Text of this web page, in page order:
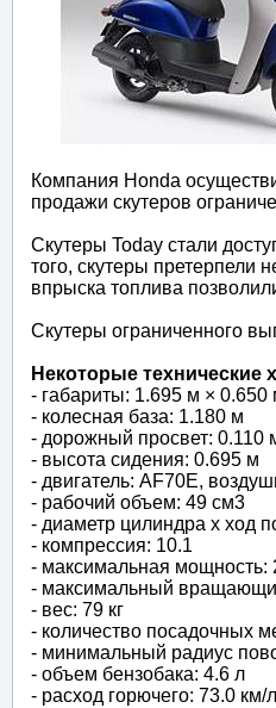
Компания Honda
продажи скутеров
Скутеры Today стали
того, скутеры претерпели
впрыска топлива
Скутеры ограниченного
Некоторые технические
- габариты: 1.695 м × 0.650
- колесная база: 1.180 м
- дорожный просвет: 0.110
- высота сидения: 0.695 м
- двигатель: AF70E,
- рабочий объем: 49 см3
- диаметр цилиндра х ход
- компрессия: 10.1
- максимальная мощность:
- максимальный
- вес: 79 кг
- количество посадочных
- минимальный радиус
- объем бензобака: 4.6 л
- расход горючего: 73.0 км/л